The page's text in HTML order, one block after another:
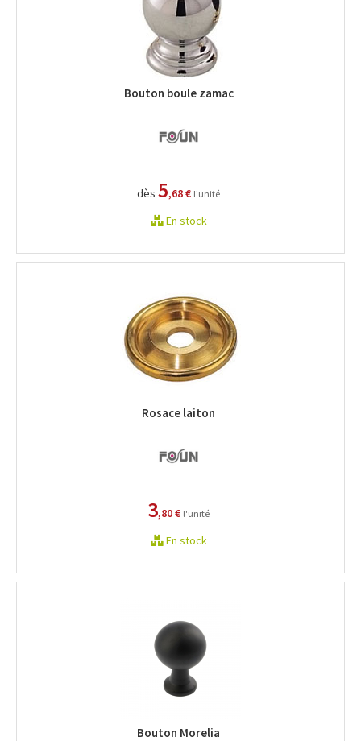
Bouton boule zamac
dès 5,68 € l'unité
En stock
Rosace laiton
3,80 € l'unité
En stock
Bouton Morelia